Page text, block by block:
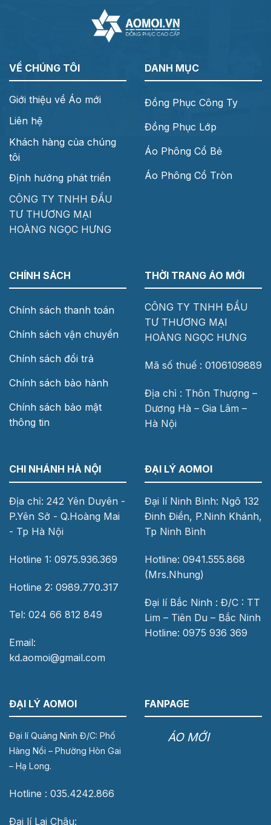
VỀ CHÚNG TÔI
Giới thiệu về Áo mới
Liên hệ
Khách hàng của chúng
tôi
Định hướng phát triển
CÔNG TY TNHH ĐẦU
TƯ THƯƠNG MẠI
HOÀNG NGỌC HƯNG
DANH MỤC
Đồng Phục Công Ty
Đồng Phục Lớp
Áo Phông Cổ Bẻ
Áo Phông Cổ Tròn
CHÍNH SÁCH
Chính sách thanh toán
Chính sách vận chuyển
Chính sách đổi trả
Chính sách bảo hành
Chính sách bảo mật
thông tin
THỜI TRANG ÁO MỚI
CÔNG TY TNHH ĐẦU
TƯ THƯƠNG MẠI
HOÀNG NGỌC HƯNG
Mã số thuế : 0106109889
Địa chỉ : Thôn Thượng –
Dương Hà – Gia Lâm –
Hà Nội
CHI NHÁNH HÀ NỘI
Địa chỉ: 242 Yên Duyên -
P.Yên Sở - Q.Hoàng Mai
- Tp Hà Nội
Hotline 1: 0975.936.369
Hotline 2: 0989.770.317
Tel: 024 66 812 849
Email:
kd.aomoi@gmail.com
ĐẠI LÝ AOMOI
Đại lí Ninh Bình: Ngõ 132
Đinh Điền, P.Ninh Khánh,
Tp Ninh Bình
Hotline: 0941.555.868
(Mrs.Nhung)
Đại lí Bắc Ninh : Đ/C : TT
Lim – Tiên Du – Bắc Ninh
Hotline: 0975 936 369
ĐẠI LÝ AOMOI
Đại lí Quảng Ninh Đ/C: Phố
Hàng Nồi – Phường Hòn Gai
– Hạ Long.
Hotline : 035.4242.866
Đại lí Lai Châu:
FANPAGE
ÁO MỚI